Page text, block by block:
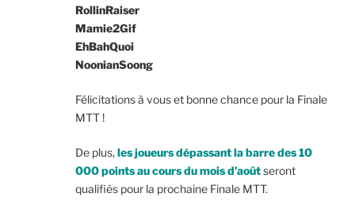
RollinRaiser
Mamie2Gif
EhBahQuoi
NoonianSoong
Félicitations à vous et bonne chance pour la Finale
MTT !
De plus,les joueurs dépassant la barre des 10
000 points au cours du mois d’aoûtseront
qualifiés pour la prochaine Finale MTT.